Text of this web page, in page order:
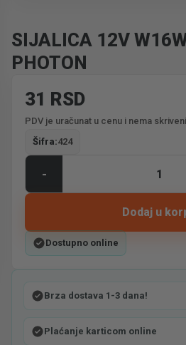
SIJALICA 12V
PHOTON
31 RSD
PDV je uračunat u cenu i nema
Šifra:424
-
Dodaj u
Dostupno online
Brza dostava 1-3 dana!
Plaćanje karticom online